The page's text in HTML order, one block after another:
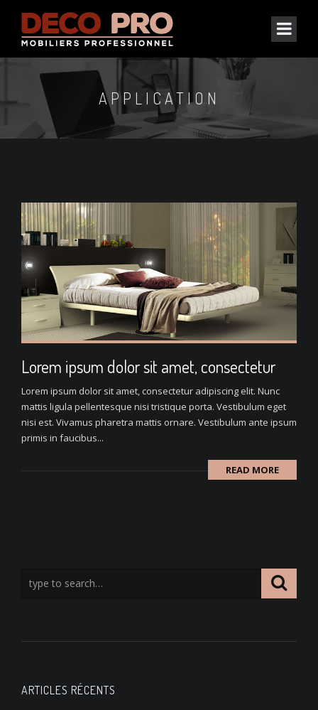
APPLICATION
Lorem ipsum dolor sit amet, consectetur
Lorem ipsum dolor sit amet, consectetur adipiscing elit. Nunc
mattis ligula pellentesque nisi tristique porta. Vestibulum eget
nisi est. Vivamus pharetra mattis ornare. Vestibulum ante ipsum
primis in faucibus...
READ MORE
ARTICLES RÉCENTS